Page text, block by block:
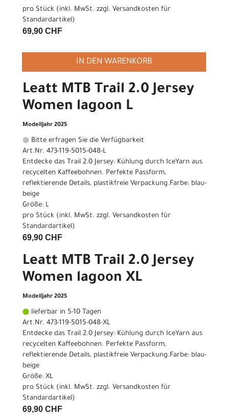
pro Stück (inkl. MwSt. zzgl. Versandkosten für
Standardartikel)
69,90 CHF
IN DEN WARENKORB
Leatt MTB Trail 2.0 Jersey
Women lagoon L
Modelljahr 2025
Bitte erfragen Sie die Verfügbarkeit
Art.Nr. 473-119-5015-048-L
Entdecke das Trail 2.0 Jersey: Kühlung durch IceYarn aus
recycelten Kaffeebohnen. Perfekte Passform,
reflektierende Details, plastikfreie Verpackung.Farbe: blau-
beige
Größe: L
pro Stück (inkl. MwSt. zzgl. Versandkosten für
Standardartikel)
69,90 CHF
Leatt MTB Trail 2.0 Jersey
Women lagoon XL
Modelljahr 2025
lieferbar in 5-10 Tagen
Art.Nr. 473-119-5015-048-XL
Entdecke das Trail 2.0 Jersey: Kühlung durch IceYarn aus
recycelten Kaffeebohnen. Perfekte Passform,
reflektierende Details, plastikfreie Verpackung.Farbe: blau-
beige
Größe: XL
pro Stück (inkl. MwSt. zzgl. Versandkosten für
Standardartikel)
69,90 CHF